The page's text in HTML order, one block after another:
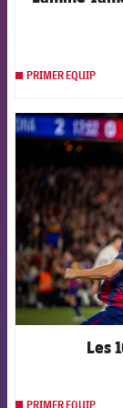
PRIMER EQUIP
Les
PRIMER EQUIP